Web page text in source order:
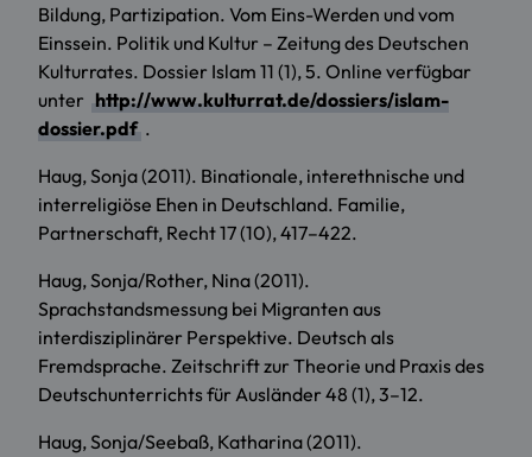
Bildung, Partizipation. Vom Eins-Werden und vom
Einssein. Politik und Kultur – Zeitung des Deutschen
Kulturrates. Dossier Islam 11 (1), 5. Online verfügbar
unter http://www.kulturrat.de/dossiers/islam-
dossier.pdf .
Haug, Sonja (2011). Binationale, interethnische und
interreligiöse Ehen in Deutschland. Familie,
Partnerschaft, Recht 17 (10), 417–422.
Haug, Sonja/Rother, Nina (2011).
Sprachstandsmessung bei Migranten aus
interdisziplinärer Perspektive. Deutsch als
Fremdsprache. Zeitschrift zur Theorie und Praxis des
Deutschunterrichts für Ausländer 48 (1), 3–12.
Haug, Sonja/Seebaß, Katharina (2011).